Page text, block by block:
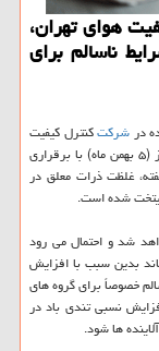
هوای تهران،
در شرایط ناسالم برای
درشركتكنترل كیفیت
هوای تهران حاكی از آنست كه در اولین ساعات صبحگاه امروز (۵ بهمن ماه) با برقراری
غلظت ذرات معلق در
شده است.
شد و احتمال می رود
بدین سبب با افزایش
خصوصاً برای گروه های
نسبی تندی باد در
ها شود.